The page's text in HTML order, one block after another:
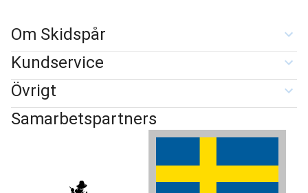
Om Skidspår
Kundservice
Övrigt
Samarbetspartners